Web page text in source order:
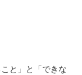
と」と「できな